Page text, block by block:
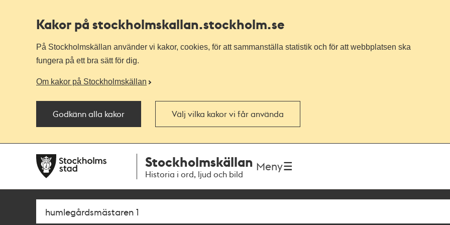
Kakor på stockholmskallan.stockholm.se
På Stockholmskällan använder vi kakor, cookies, för att sammanställa statistik och för att webbplatsen ska
fungera på ett bra sätt för dig.
Om kakor på Stockholmskällan
Godkänn alla kakor Välj vilka kakor vi får använda
navigationen
huvudinnehållet
Stockholmskällan
Historia i ord, ljud och bild
Meny
Sök